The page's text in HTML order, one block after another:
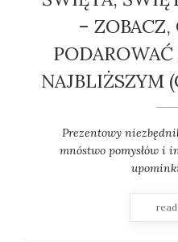
– ZOBACZ,
NAJBLIŻSZYM
Prezentowy
mnóstwo pomysłów